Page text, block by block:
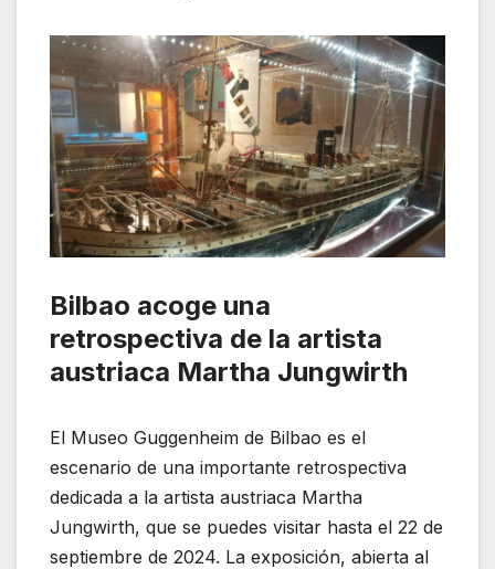
Bilbao acoge una
retrospectiva de la artista
austriaca Martha Jungwirth
El Museo Guggenheim de Bilbao es el
escenario de una importante retrospectiva
dedicada a la artista austriaca Martha
Jungwirth, que se puedes visitar hasta el 22 de
septiembre de 2024. La exposición, abierta al